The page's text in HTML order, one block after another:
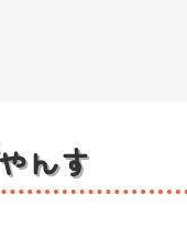
んす